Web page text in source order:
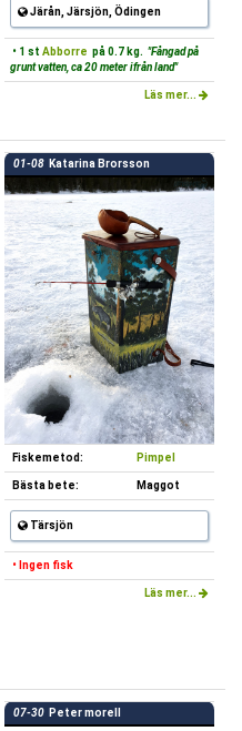
Järån, Järsjön, Ödingen
• 1 st Abborre på 0.7 kg. "Fångad på
grunt vatten, ca 20 meter ifrån land"
Läs mer...
01-08 Katarina Brorsson
Fiskemetod: Pimpel
Bästa bete: Maggot
Tärsjön
• Ingen fisk
Läs mer...
07-30 Peter morell